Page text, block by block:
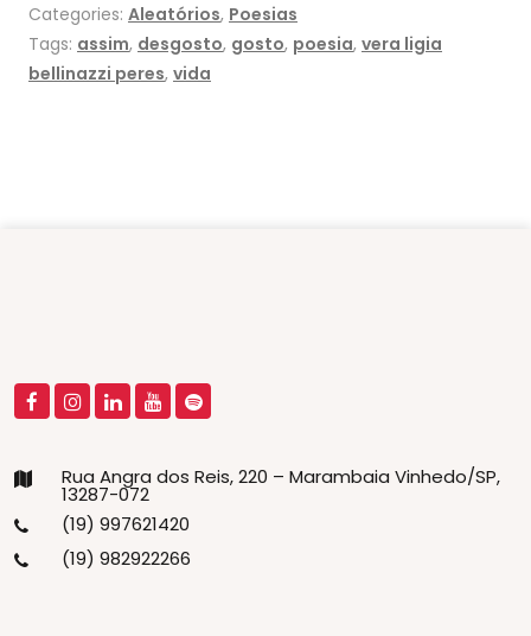
Categories: Aleatórios, Poesias
Tags: assim, desgosto, gosto, poesia, vera ligia
bellinazzi peres, vida
Rua Angra dos Reis, 220 – Marambaia Vinhedo/SP,
13287-072
(19) 997621420
(19) 982922266